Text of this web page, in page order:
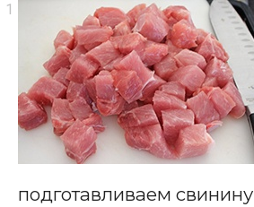
подготавливаем свинину